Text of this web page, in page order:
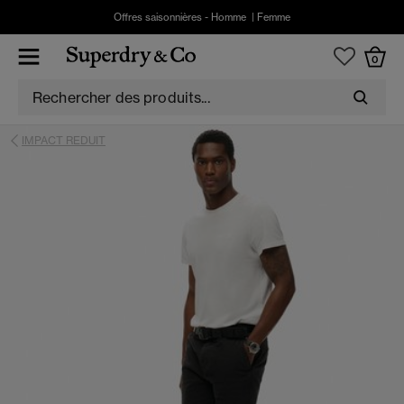
Offres saisonnières - Homme Femme
0
IMPACT REDUIT